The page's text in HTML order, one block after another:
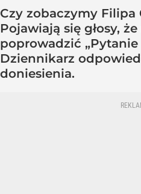
Czy zobaczymy Filipa
Pojawiają się głosy,
poprowadzić „Pytanie
Dziennikarz
doniesienia.